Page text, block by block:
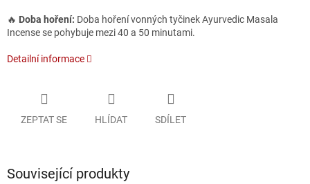
🔥 Doba hoření: Doba hoření vonných tyčinek Ayurvedic Masala
Incense se pohybuje mezi 40 a 50 minutami.
Detailní informace
ZEPTAT SE HLÍDAT SDÍLET
Související produkty